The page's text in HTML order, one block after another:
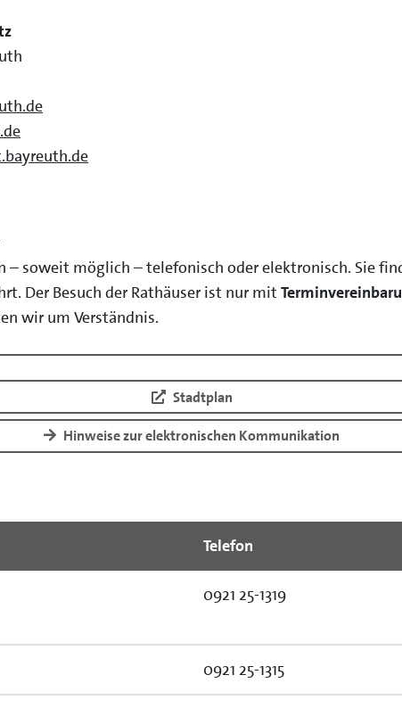
– soweit möglich – telefonisch oder elektronisch. Sie
Der Besuch der Rathäuser ist nur mit
wir um Verständnis.
Stadtplan
Hinweise zur elektronischen Kommunikation
Telefon
0921 25-1319
0921 25-1315